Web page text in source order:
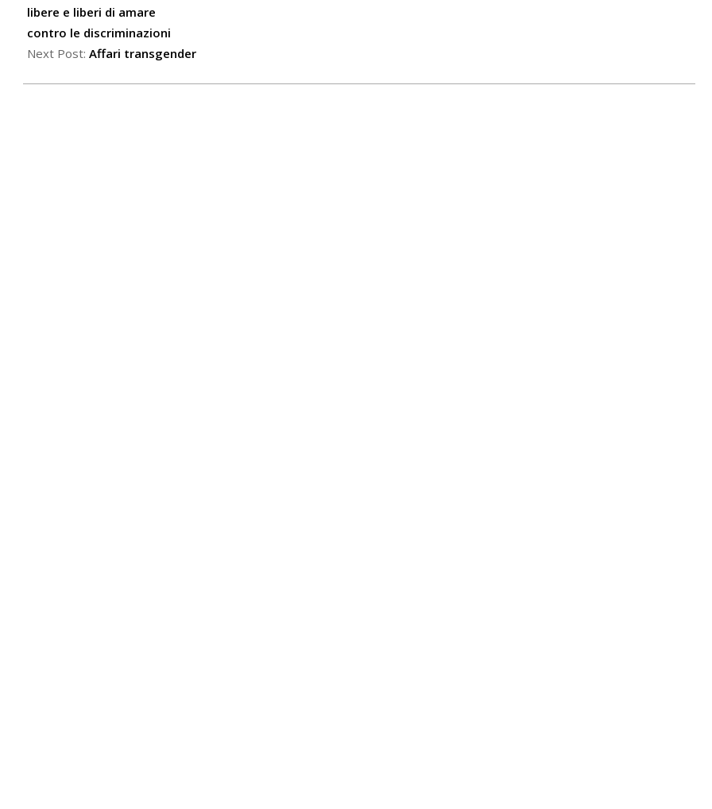
17
libere e liberi di amare
contro le discriminazioni
Next Post: Affari transgender